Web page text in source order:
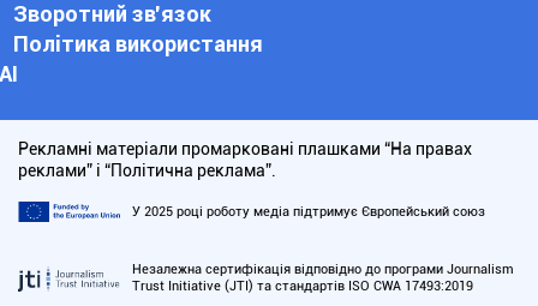
Зворотний зв'язок
Політика використання
АІ
Рекламні матеріали промарковані плашками “На правах
реклами” і “Політична реклама”.
У 2025 році роботу медіа підтримує Європейський союз
Незалежна сертифікація відповідно до програми Journalism
Trust Initiative (JTI) та стандартів ISO CWA 17493:2019